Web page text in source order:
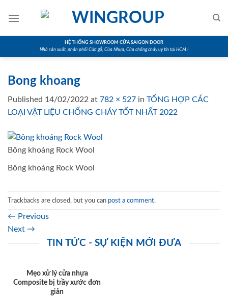
HỆ THỐNG SHOWROOM CỬA SAIGON DOOR
Nhà sản xuất, phân phối Cửa gỗ, Cửa Nhựa, Cửa chống cháy uy tín tại HCM !
Bong khoang
Published 14/02/2022 at 782 × 527 in TỔNG HỢP CÁC
LOẠI VẬT LIỆU CHỐNG CHÁY TỐT NHẤT 2022
Bông khoáng Rock Wool
Bông khoáng Rock Wool
Trackbacks are closed, but you can post a comment.
← Previous
Next →
TIN TỨC - SỰ KIỆN MỚI ĐƯA
Mẹo xử lý cửa nhựa
Composite bị trầy xước đơn
giản